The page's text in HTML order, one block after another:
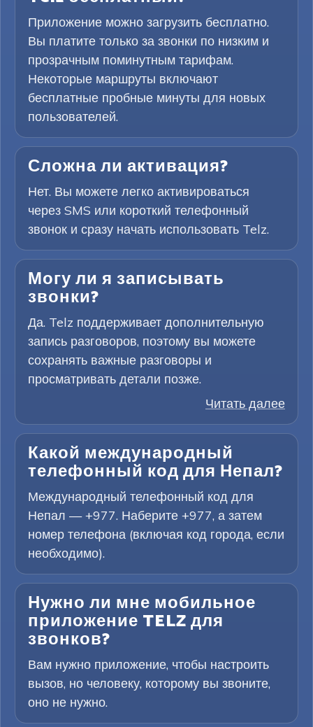
Приложение можно загрузить бесплатно.
Вы платите только за звонки по низким и
прозрачным поминутным тарифам.
Некоторые маршруты включают
бесплатные пробные минуты для новых
пользователей.
Сложна ли активация?
Нет. Вы можете легко активироваться
через SMS или короткий телефонный
звонок и сразу начать использовать Telz.
Могу ли я записывать
звонки?
Да. Telz поддерживает дополнительную
запись разговоров, поэтому вы можете
сохранять важные разговоры и
просматривать детали позже.
Читать далее
Какой международный
телефонный код для Непал?
Международный телефонный код для
Непал — +977. Наберите +977, а затем
номер телефона (включая код города, если
необходимо).
Нужно ли мне мобильное
приложение TELZ для
звонков?
Вам нужно приложение, чтобы настроить
вызов, но человеку, которому вы звоните,
оно не нужно.